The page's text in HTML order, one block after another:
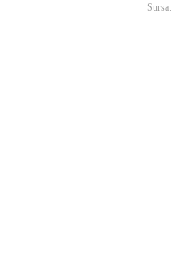
Sursa: